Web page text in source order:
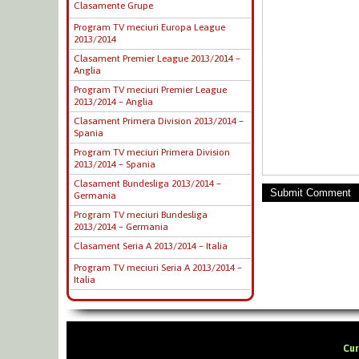
Clasamente Grupe
Program TV meciuri Europa League
2013/2014
Clasament Premier League 2013/2014 –
Anglia
Program TV meciuri Premier League
2013/2014 – Anglia
Clasament Primera Division 2013/2014 –
Spania
Program TV meciuri Primera Division
2013/2014 – Spania
Clasament Bundesliga 2013/2014 –
Germania
Program TV meciuri Bundesliga
2013/2014 – Germania
Clasament Seria A 2013/2014 – Italia
Program TV meciuri Seria A 2013/2014 –
Italia
Submit Comment